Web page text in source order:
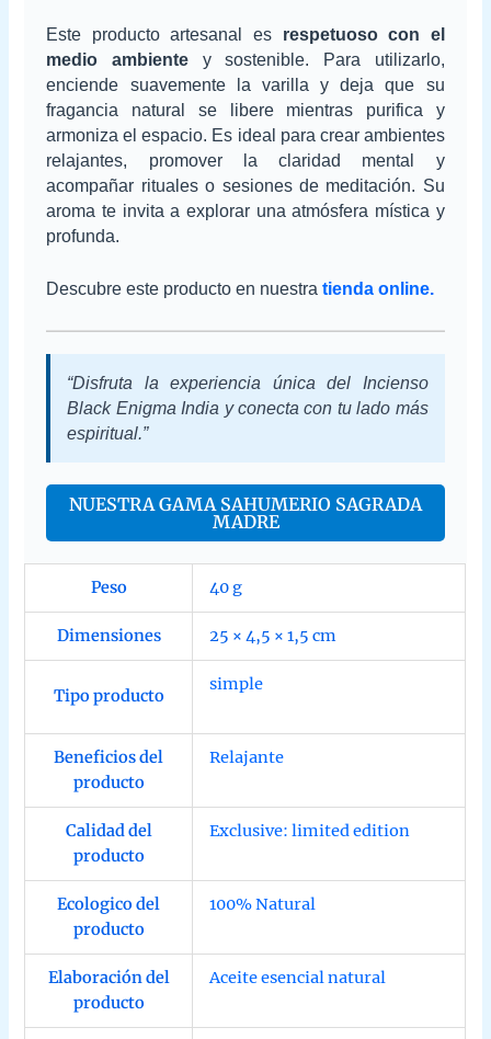
Este producto artesanal es respetuoso con el
medio ambiente y sostenible. Para utilizarlo,
enciende suavemente la varilla y deja que su
fragancia natural se libere mientras purifica y
armoniza el espacio. Es ideal para crear ambientes
relajantes, promover la claridad mental y
acompañar rituales o sesiones de meditación. Su
aroma te invita a explorar una atmósfera mística y
profunda.
Descubre este producto en nuestratienda online.
“Disfruta la experiencia única del Incienso
Black Enigma India y conecta con tu lado más
espiritual.”
NUESTRA GAMA SAHUMERIO SAGRADA
MADRE
Peso 40 g
Dimensiones 25 × 4,5 × 1,5 cm
Tipo producto
simple
Beneficios del
producto
Relajante
Calidad del
producto
Exclusive: limited edition
Ecologico del
producto
100% Natural
Elaboración del
producto
Aceite esencial natural